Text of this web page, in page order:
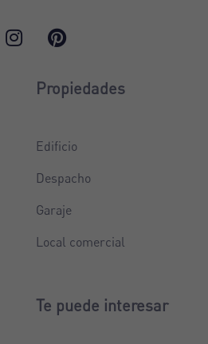
Propiedades
Edificio
Despacho
Garaje
Local comercial
Te puede interesar